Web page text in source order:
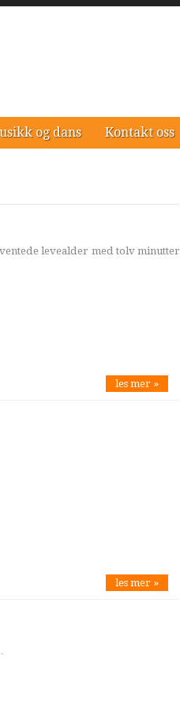
og dans Kontakt oss
levealder med tolv minutter
les mer »
les mer »